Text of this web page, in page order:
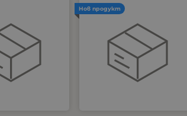
Нов продукт